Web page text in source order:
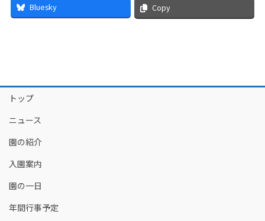
Bluesky Copy
トップ
ニュース
園の紹介
入園案内
園の一日
年間行事予定